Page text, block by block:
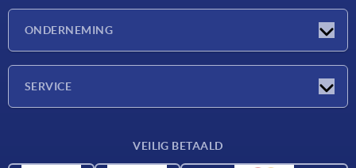
ONDERNEMING
SERVICE
VEILIG BETAALD